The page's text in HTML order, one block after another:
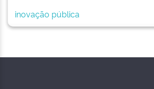
inovação pública